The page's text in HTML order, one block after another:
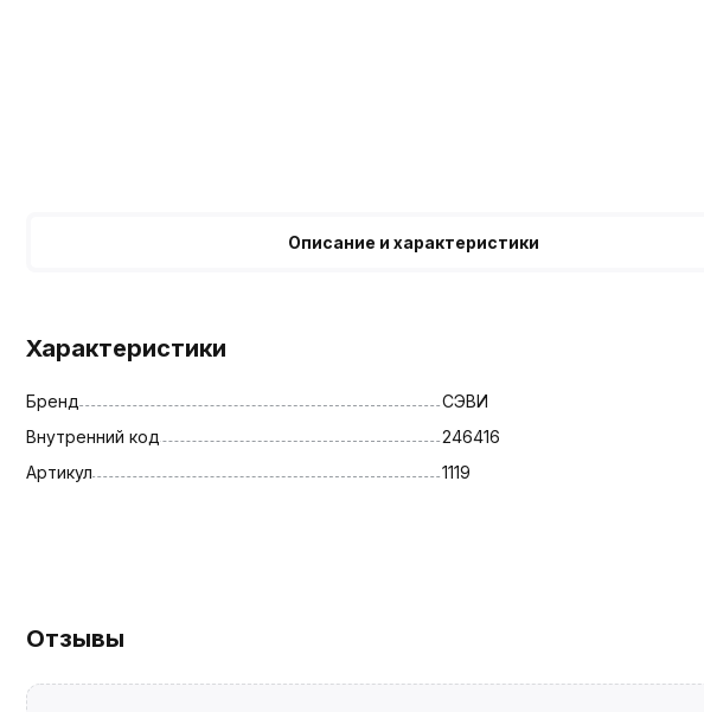
Описание и характеристики
Характеристики
Бренд
СЭВИ
Внутренний код
246416
Артикул
1119
Отзывы